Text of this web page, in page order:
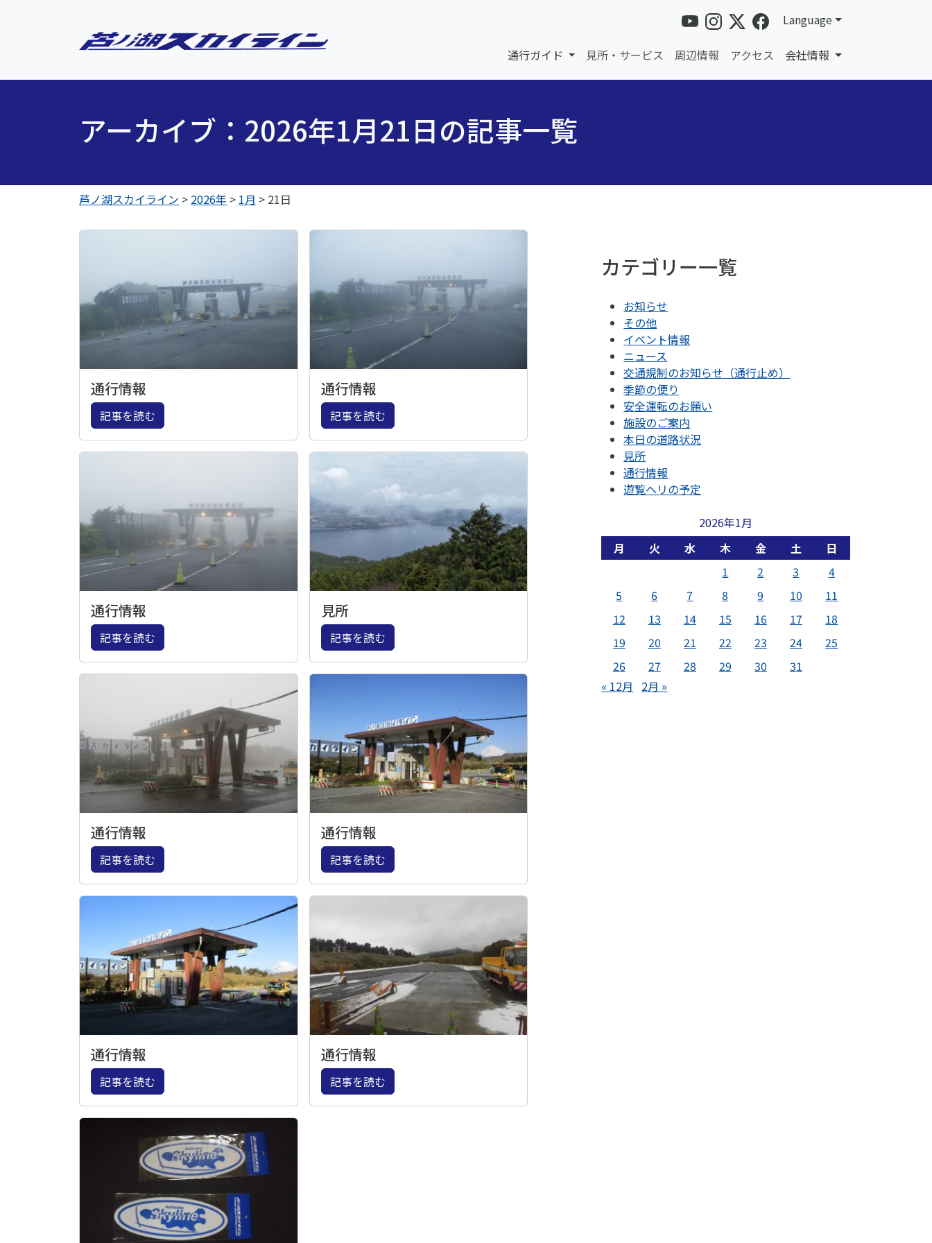
Language
通行ガイド 見所・サービス 周辺情報 アクセス 会社情報
アーカイブ：2026年1月21日の記事一覧
芦ノ湖スカイライン > 2026年 > 1月 > 21日
通行情報
記事を読む
通行情報
記事を読む
通行情報
記事を読む
見所
記事を読む
通行情報
記事を読む
通行情報
記事を読む
通行情報
記事を読む
通行情報
記事を読む
カテゴリー一覧
お知らせ
その他
イベント情報
ニュース
交通規制のお知らせ（通行止め）
季節の便り
安全運転のお願い
施設のご案内
本日の道路状況
見所
通行情報
遊覧ヘリの予定
2026年1月
月
火 水 木 金 土
日
1
2 3
4
5
6 7 8 9 10
11
12
13 14 15 16 17
18
19
20 21 22 23 24
25
26
27 28 29 30
31
« 12月
2月 »